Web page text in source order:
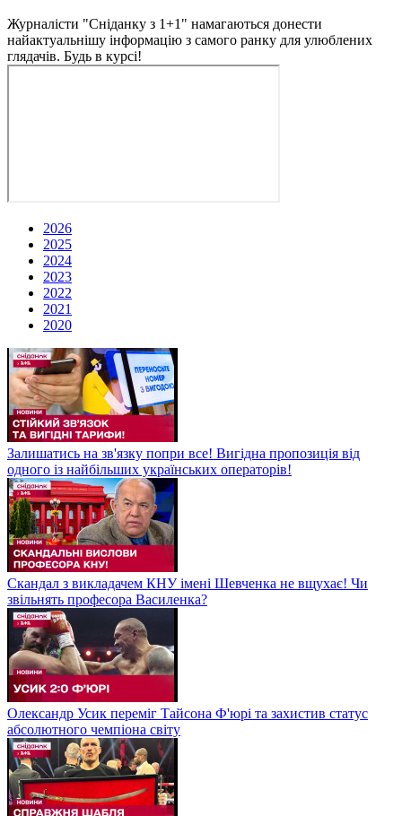
Журналісти "Сніданку з 1+1" намагаються донести
найактуальнішу інформацію з самого ранку для улюблених
глядачів. Будь в курсі!
2026
2025
2024
2023
2022
2021
2020
Залишатись на зв'язку попри все! Вигідна пропозиція від
одного із найбільших українських операторів!
Скандал з викладачем КНУ імені Шевченка не вщухає! Чи
звільнять професора Василенка?
Олександр Усик переміг Тайсона Ф'юрі та захистив статус
абсолютного чемпіона світу